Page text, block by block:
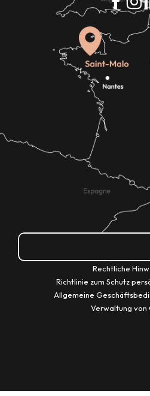
Rechtliche
Richtlinie zum Schutz
Allgemeine
Verwaltung von